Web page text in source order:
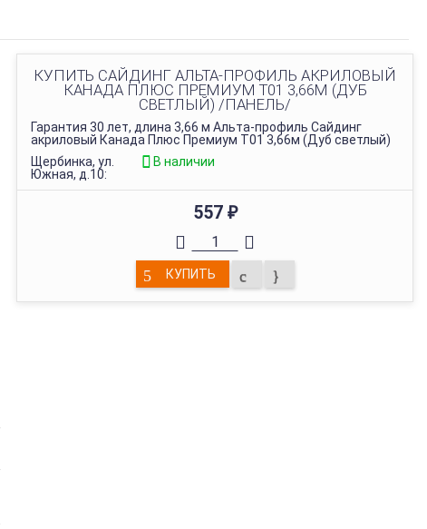
КУПИТЬ САЙДИНГ АЛЬТА-ПРОФИЛЬ АКРИЛОВЫЙ
КАНАДА ПЛЮС ПРЕМИУМ Т01 3,66М (ДУБ
СВЕТЛЫЙ) /ПАНЕЛЬ/
Гарантия 30 лет, длина 3,66 м Альта-профиль Сайдинг
акриловый Канада Плюс Премиум Т01 3,66м (Дуб светлый)
Щербинка, ул.
Южная, д.10:
В наличии
557 ₽
КУПИТЬ